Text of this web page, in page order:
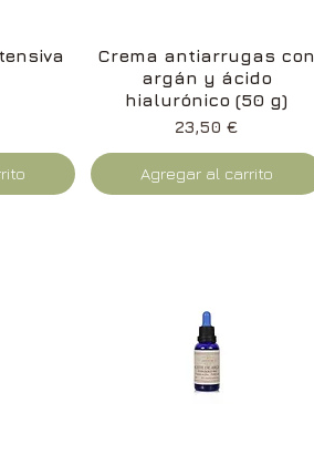
Vista rápida
Crema antiarrugas con
argán y ácido
hialurónico (50 g)
Precio
23,50 €
Agregar al carrito